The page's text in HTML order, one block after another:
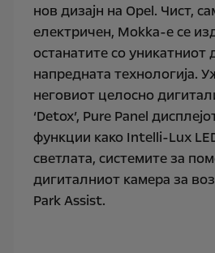
нов дизајн на Opel. Чист,
електричен, Мokka-е се
останатите со уникатниот
напредната технологија.
неговиот целосно
‘Detox’, Pure Panel
функции како Intelli-Lux
светлата, системите за
дигиталниот камера за
Park Assist.